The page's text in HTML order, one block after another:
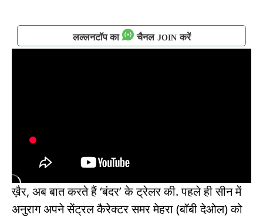
लल्लनटॉप का चैनल JOIN करें
ख़ैर, अब बात करते हैं ‘बंदर’ के ट्रेलर की. पहले ही सीन में
अनुराग अपने सेंट्रल कैरेक्टर समर मेहरा (बॉबी देओल) को